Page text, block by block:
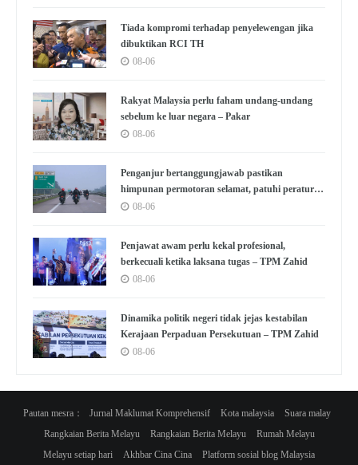
Tiada kompromi terhadap penyelewengan jika
dibuktikan RCI TH
08-06
Rakyat Malaysia perlu faham undang-undang
sebelum ke luar negara – Pakar
08-06
Penganjur bertanggungjawab pastikan
himpunan permotoran selamat, patuhi peraturan
– Pakar
08-06
Penjawat awam perlu kekal profesional,
berkecuali ketika laksana tugas – TPM Zahid
08-06
Dinamika politik negeri tidak jejas kestabilan
Kerajaan Perpaduan Persekutuan – TPM Zahid
08-06
Pautan mesra： Jurnal Maklumat Komprehensif Kota malaysia
Suara malay
Rangkaian Berita Melayu
Rangkaian Berita Melayu
Rumah Melayu
Melayu setiap hari
Akhbar Cina Cina Platform sosial blog Malaysia